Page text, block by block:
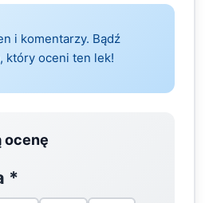
i komentarzy. Bądź
który oceni ten lek!
ocenę
*